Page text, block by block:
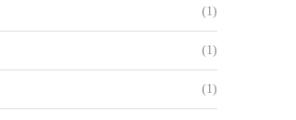
(1)
(1)
(1)